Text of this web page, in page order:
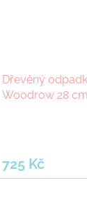
Dřevěný
Woodrow 28
725 Kč